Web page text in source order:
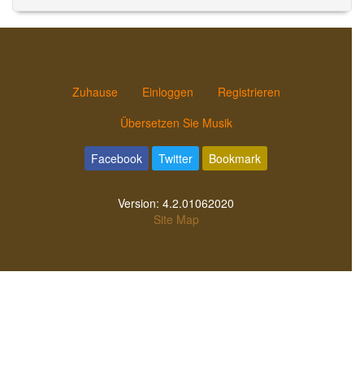
Zuhause Einloggen
Registrieren
Übersetzen Sie Musik
Facebook Twitter Bookmark
Version: 4.2.01062020
Site Map